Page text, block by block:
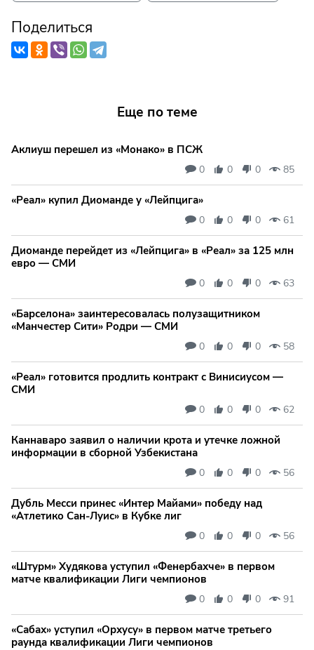
Поделиться
Еще по теме
Аклиуш перешел из «Монако» в ПСЖ
0 0 0 85
«Реал» купил Диоманде у «Лейпцига»
0 0 0 61
Диоманде перейдет из «Лейпцига» в «Реал» за 125 млн
евро — СМИ
0 0 0 63
«Барселона» заинтересовалась полузащитником
«Манчестер Сити» Родри — СМИ
0 0 0 58
«Реал» готовится продлить контракт с Винисиусом —
СМИ
0 0 0 62
Каннаваро заявил о наличии крота и утечке ложной
информации в сборной Узбекистана
0 0 0 56
Дубль Месси принес «Интер Майами» победу над
«Атлетико Сан-Луис» в Кубке лиг
0 0 0 56
«Штурм» Худякова уступил «Фенербахче» в первом
матче квалификации Лиги чемпионов
0 0 0 91
«Сабах» уступил «Орхусу» в первом матче третьего
раунда квалификации Лиги чемпионов